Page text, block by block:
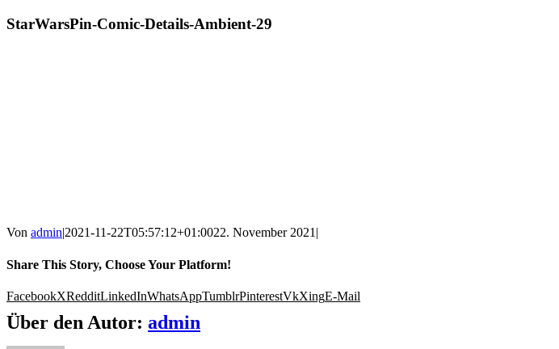
StarWarsPin-Comic-Details-Ambient-29
Von admin|2021-11-22T05:57:12+01:0022. November 2021|
Share This Story, Choose Your Platform!
FacebookXRedditLinkedInWhatsAppTumblrPinterestVkXingE-Mail
Über den Autor: admin